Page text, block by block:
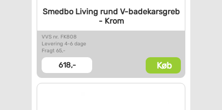
Smedbo Living rund V-badekarsgreb
- Krom
VVS nr. FK808
Levering 4-6 dage
Fragt 65,-
618,- Køb